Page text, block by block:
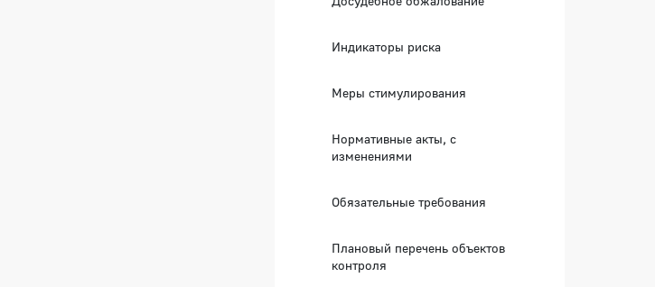
Индикаторы риска
Меры стимулирования
Нормативные акты, с
изменениями
Обязательные требования
Плановый перечень объектов
контроля